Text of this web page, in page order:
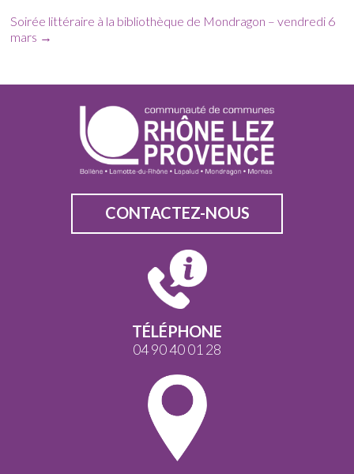
Soirée littéraire à la bibliothèque de Mondragon – vendredi 6
mars →
CONTACTEZ-NOUS
TÉLÉPHONE
04 90 40 01 28